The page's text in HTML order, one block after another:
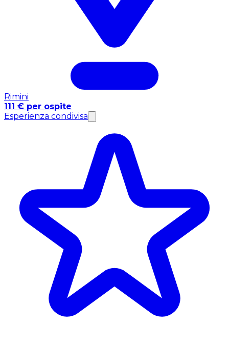
Rimini
111 € per ospite
Esperienza condivisa